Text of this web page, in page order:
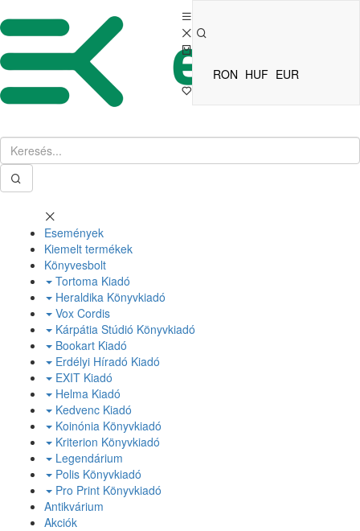
RON HUF EUR
Események
Kiemelt termékek
Könyvesbolt
Tortoma Kiadó
Heraldika Könyvkiadó
Vox Cordis
Kárpátia Stúdió Könyvkiadó
Bookart Kiadó
Erdélyi Híradó Kiadó
EXIT Kiadó
Helma Kiadó
Kedvenc Kiadó
Koinónia Könyvkiadó
Kriterion Könyvkiadó
Legendárium
Polis Könyvkiadó
Pro Print Könyvkiadó
Antikvárium
Akciók